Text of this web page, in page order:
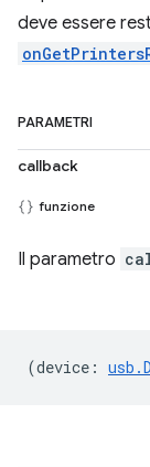
deve essere
PARAMETRI
callback
funzione
Il parametro
(device :